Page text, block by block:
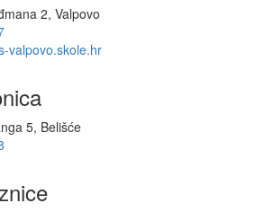
2, Valpovo
valpovo.skole.hr
5, Belišće